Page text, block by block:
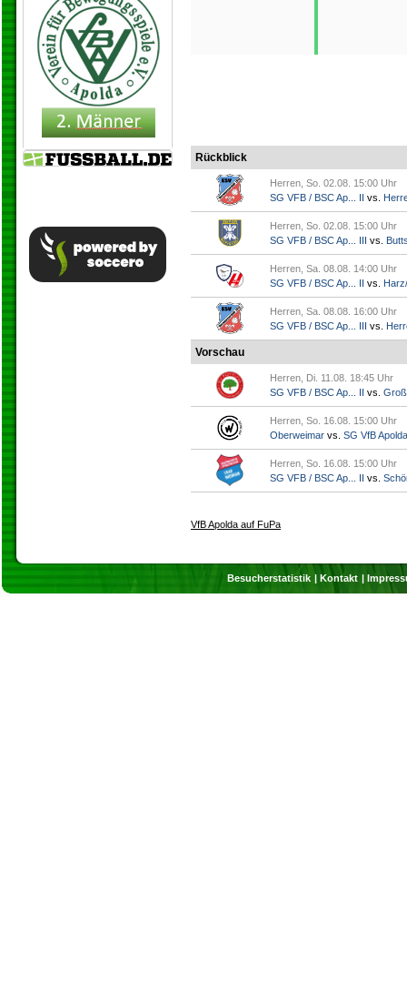
Rückblick
Herren, So. 02.08. 15:00 Uhr
SG VFB / BSC Ap... II vs.
Herren, So. 02.08. 15:00 Uhr
SG VFB / BSC Ap... III vs.
Herren, Sa. 08.08. 14:00 Uhr
SG VFB / BSC Ap... II vs.
Herren, Sa. 08.08. 16:00 Uhr
SG VFB / BSC Ap... III vs.
Vorschau
Herren, Di. 11.08. 18:45 Uhr
SG VFB / BSC Ap... II vs.
Herren, So. 16.08. 15:00 Uhr
Oberweimar vs. SG VfB Apolda
Herren, So. 16.08. 15:00 Uhr
SG VFB / BSC Ap... II vs.
VfB Apolda auf FuPa
Besucherstatistik Kontakt